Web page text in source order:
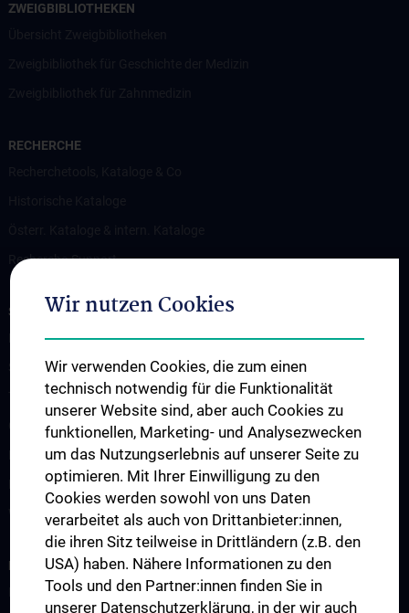
ZWEIGBIBLIOTHEKEN
RECHERCHE
Recherche-Support
SERVICES
Literaturlieferdienst
Scientific Searching
Teaching Library
Open Access Publizieren
Remote Access
Plagiatsprüfung
Weitere Services
BENUTZUNG
Infos zur Benutzung
Wir nutzen Cookies
Wir verwenden Cookies, die zum einen
technisch notwendig für die Funktionalität
unserer Website sind, aber auch Cookies zu
funktionellen, Marketing- und Analysezwecken
um das Nutzungserlebnis auf unserer Seite zu
optimieren. Mit Ihrer Einwilligung zu den
Cookies werden sowohl von uns Daten
verarbeitet als auch von Drittanbieter:innen,
die ihren Sitz teilweise in Drittländern (z.B. den
USA) haben. Nähere Informationen zu den
Tools und den Partner:innen finden Sie in
unserer Datenschutzerklärung, in der wir auch